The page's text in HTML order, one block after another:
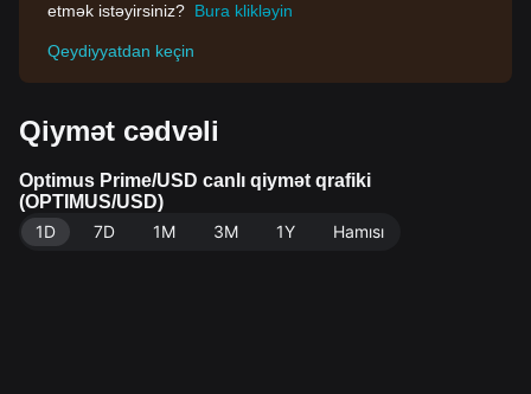
etmək istəyirsiniz? Bura klikləyin
Qeydiyyatdan keçin
Qiymət cədvəli
Optimus Prime/USD canlı qiymət qrafiki
(OPTIMUS/USD)
1D
7D 1M 3M 1Y Hamısı